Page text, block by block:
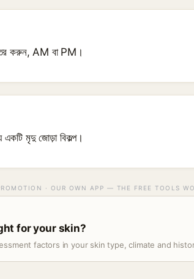
করুন, AM বা PM।
মৃদু জোড়া বিকল্প।
· OUR OWN APP — THE FREE TOOLS
for your skin?
factors in your skin type, climate and